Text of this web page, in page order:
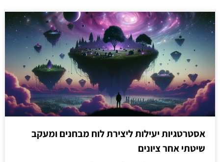
אסטרטגיות יעילות ליצירת לוח מבחנים ומעקב
שיטתי אחר ציונים